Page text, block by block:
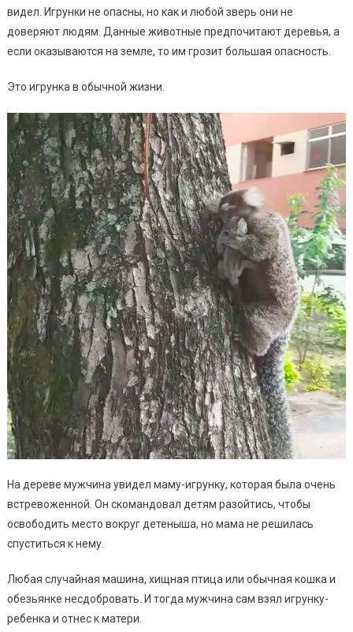
видел. Игрунки не опасны, но как и любой зверь они не
доверяют людям. Данные животные предпочитают деревья, а
если оказываются на земле, то им грозит большая опасность.
Это игрунка в обычной жизни.
На дереве мужчина увидел маму-игрунку, которая была очень
встревоженной. Он скомандовал детям разойтись, чтобы
освободить место вокруг детеныша, но мама не решилась
спуститься к нему.
Любая случайная машина, хищная птица или обычная кошка и
обезьянке несдобровать. И тогда мужчина сам взял игрунку-
ребенка и отнес к матери.